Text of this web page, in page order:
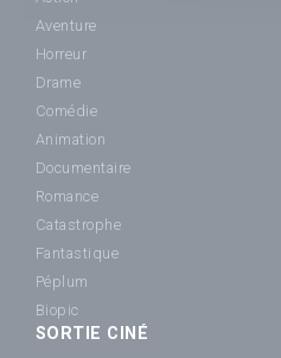
Aventure
Horreur
Drame
Comédie
Animation
Documentaire
Romance
Catastrophe
Fantastique
Péplum
Biopic
SORTIE CINÉ